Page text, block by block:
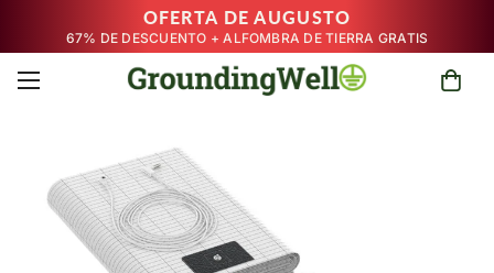
OFERTA DE AUGUSTO
67% DE DESCUENTO + ALFOMBRA DE TIERRA GRATIS